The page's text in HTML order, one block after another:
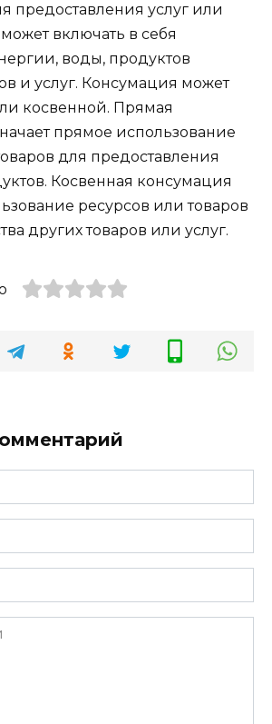
предоставления услуг или
включать в себя
воды, продуктов
и услуг. Консумация может
косвенной. Прямая
прямое использование
для предоставления
Косвенная консумация
ресурсов или товаров
других товаров или услуг.